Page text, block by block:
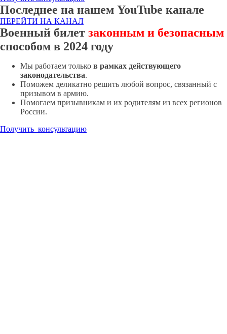
Последнее на нашем YouTube канале
ПЕРЕЙТИ НА КАНАЛ
Военный билет законным и безопасным
способом в 2024 году
Мы работаем только в рамках действующего
законодательства.
Поможем деликатно решить любой вопрос, связанный с
призывом в армию.
Помогаем призывникам и их родителям из всех регионов
России.
Получить консультацию